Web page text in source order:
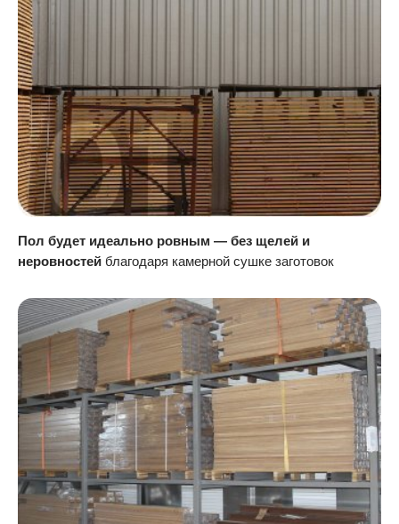
Пол будет идеально ровным — без щелей и
неровностей благодаря камерной сушке заготовок